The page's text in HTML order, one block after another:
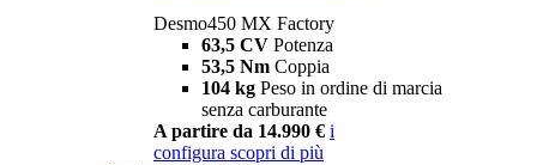
Desmo450 MX Factory
63,5 CV Potenza
53,5 Nm Coppia
104 kg Peso in ordine di marcia
senza carburante
A partire da 14.990 € i
configura scopri di più